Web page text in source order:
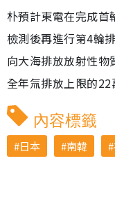
朴預計東電在完成
檢測後再進行第4輪
向大海排放放射性
全年氚排放上限的22
內容標籤
日本 南韓